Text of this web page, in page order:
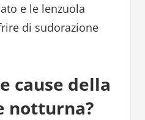
e le lenzuola
di sudorazione
cause della
notturna?